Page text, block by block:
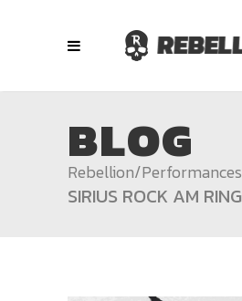
BLOG
Rebellion/Performances
SIRIUS ROCK AM RING